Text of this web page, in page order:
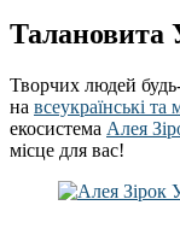
Талановита
Творчих людей будь-
на всеукраїнські
екосистема Алея
місце для вас!